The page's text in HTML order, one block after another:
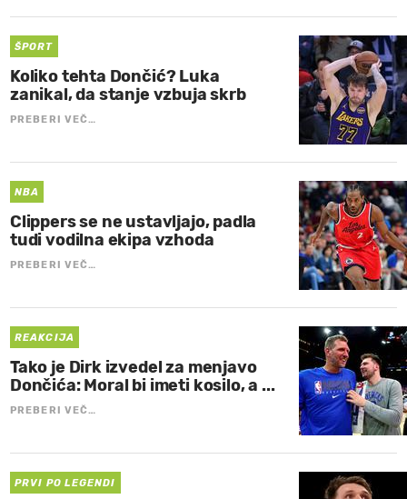
ŠPORT
Koliko tehta Dončić? Luka
zanikal, da stanje vzbuja skrb
PREBERI VEČ…
NBA
Clippers se ne ustavljajo, padla
tudi vodilna ekipa vzhoda
PREBERI VEČ…
REAKCIJA
Tako je Dirk izvedel za menjavo
Dončića: Moral bi imeti kosilo, a ...
PREBERI VEČ…
PRVI PO LEGENDI